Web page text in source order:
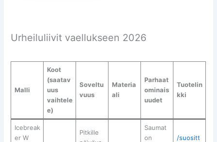
Urheiluliivit vaellukseen 2026
Malli
Koot
(saatav
uus
vaihtele
e)
Soveltu
vuus
Materia
ali
Parhaat
ominais
uudet
Tuotelin
kki
Icebreak
er W
Pitkille
Saumat
on
/suositt